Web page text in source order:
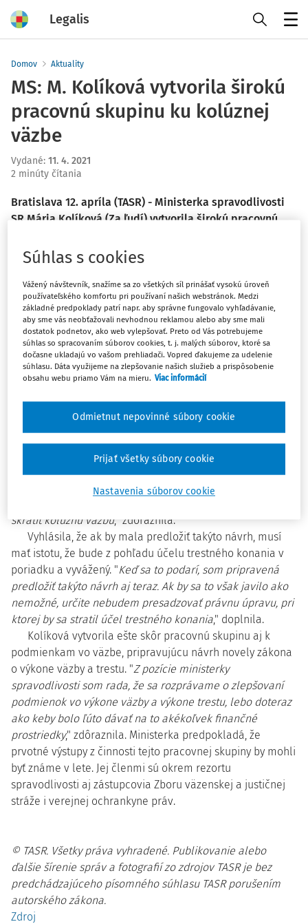
Legalis
Domov Aktuality
MS: M. Kolíková vytvorila širokú
pracovnú skupinu ku kolúznej
väzbe
Vydané: 11. 4. 2021
2 minúty čítania
Bratislava 12. apríla (TASR) - Ministerka spravodlivosti
SR Mária Kolíková (Za ľudí) vytvorila širokú pracovnú
Ministerstva spravodlivosti (MS) SR Peter Bubla.
väzby.
Pracovnú skupinu tvoria zástupcovia Generálnej
prokuratúry, Úradu špeciálnej prokuratúry, Policajného
zboru, Slovenskej advokátskej komory a politikov. "Chcem,
aby si v prvom rade najmä na odbornej úrovni prešli
aby sme mohli ísť s právnou úpravou ďalej," povedala.
Kolíková nesúhlasí, aby sa prijímala takáto zmena,
týkajúca sa väzby, narýchlo, bez odbornej debaty. A to s
ohľadom na dopad na vyšetrovanie a samotný trestný
zastavili prílepok k môjmu návrhu zákona o obetiach
skrátiť kolúznu väzbu," zdôraznila.
Vyhlásila, že ak by mala predložiť takýto návrh, musí
mať istotu, že bude z pohľadu účelu trestného konania v
poriadku a vyvážený. "Keď sa to podarí, som pripravená
predložiť takýto návrh aj teraz. Ak by sa to však javilo ako
nemožné, určite nebudem presadzovať právnu úpravu, pri
ktorej by sa stratil účel trestného konania," doplnila.
Kolíková vytvorila ešte skôr pracovnú skupinu aj k
podmienkam vo väzbe, pripravujúcu návrh novely zákona
o výkone väzby a trestu. "Z pozície ministerky
spravodlivosti som rada, že sa rozprávame o zlepšovaní
podmienok vo výkone väzby a výkone trestu, lebo doteraz
ako keby bolo ľúto dávať na to akékoľvek finančné
prostriedky," zdôraznila. Ministerka predpokladá, že
prvotné výstupy z činnosti tejto pracovnej skupiny by mohli
byť známe v lete. Jej členmi sú okrem rezortu
spravodlivosti aj zástupcovia Zboru väzenskej a justičnej
stráže i verejnej ochrankyne práv.
© TASR. Všetky práva vyhradené. Publikovanie alebo
ďalšie šírenie správ a fotografií zo zdrojov TASR je bez
predchádzajúceho písomného súhlasu TASR porušením
autorského zákona.
Zdroj
Súhlas s cookies
Vážený návštevník, snažíme sa zo všetkých síl prinášať vysokú úroveň
používateľského komfortu pri používaní našich webstránok. Medzi
základné predpoklady patrí napr. aby správne fungovalo vyhľadávanie,
aby sme vás neobťažovali nevhodnou reklamou alebo aby sme mali
dostatok podnetov, ako web vylepšovať. Preto od Vás potrebujeme
súhlas so spracovaním súborov cookies, t. j. malých súborov, ktoré sa
dočasne ukladajú vo vašom prehliadači. Vopred ďakujeme za udelenie
súhlasu. Dáta využijeme na zlepšovanie našich služieb a prispôsobenie
obsahu webu priamo Vám na mieru. Viac informácií
Nastavenia súborov cookie
Odmietnut nepovinné súbory cookie
Prijať všetky súbory cookie